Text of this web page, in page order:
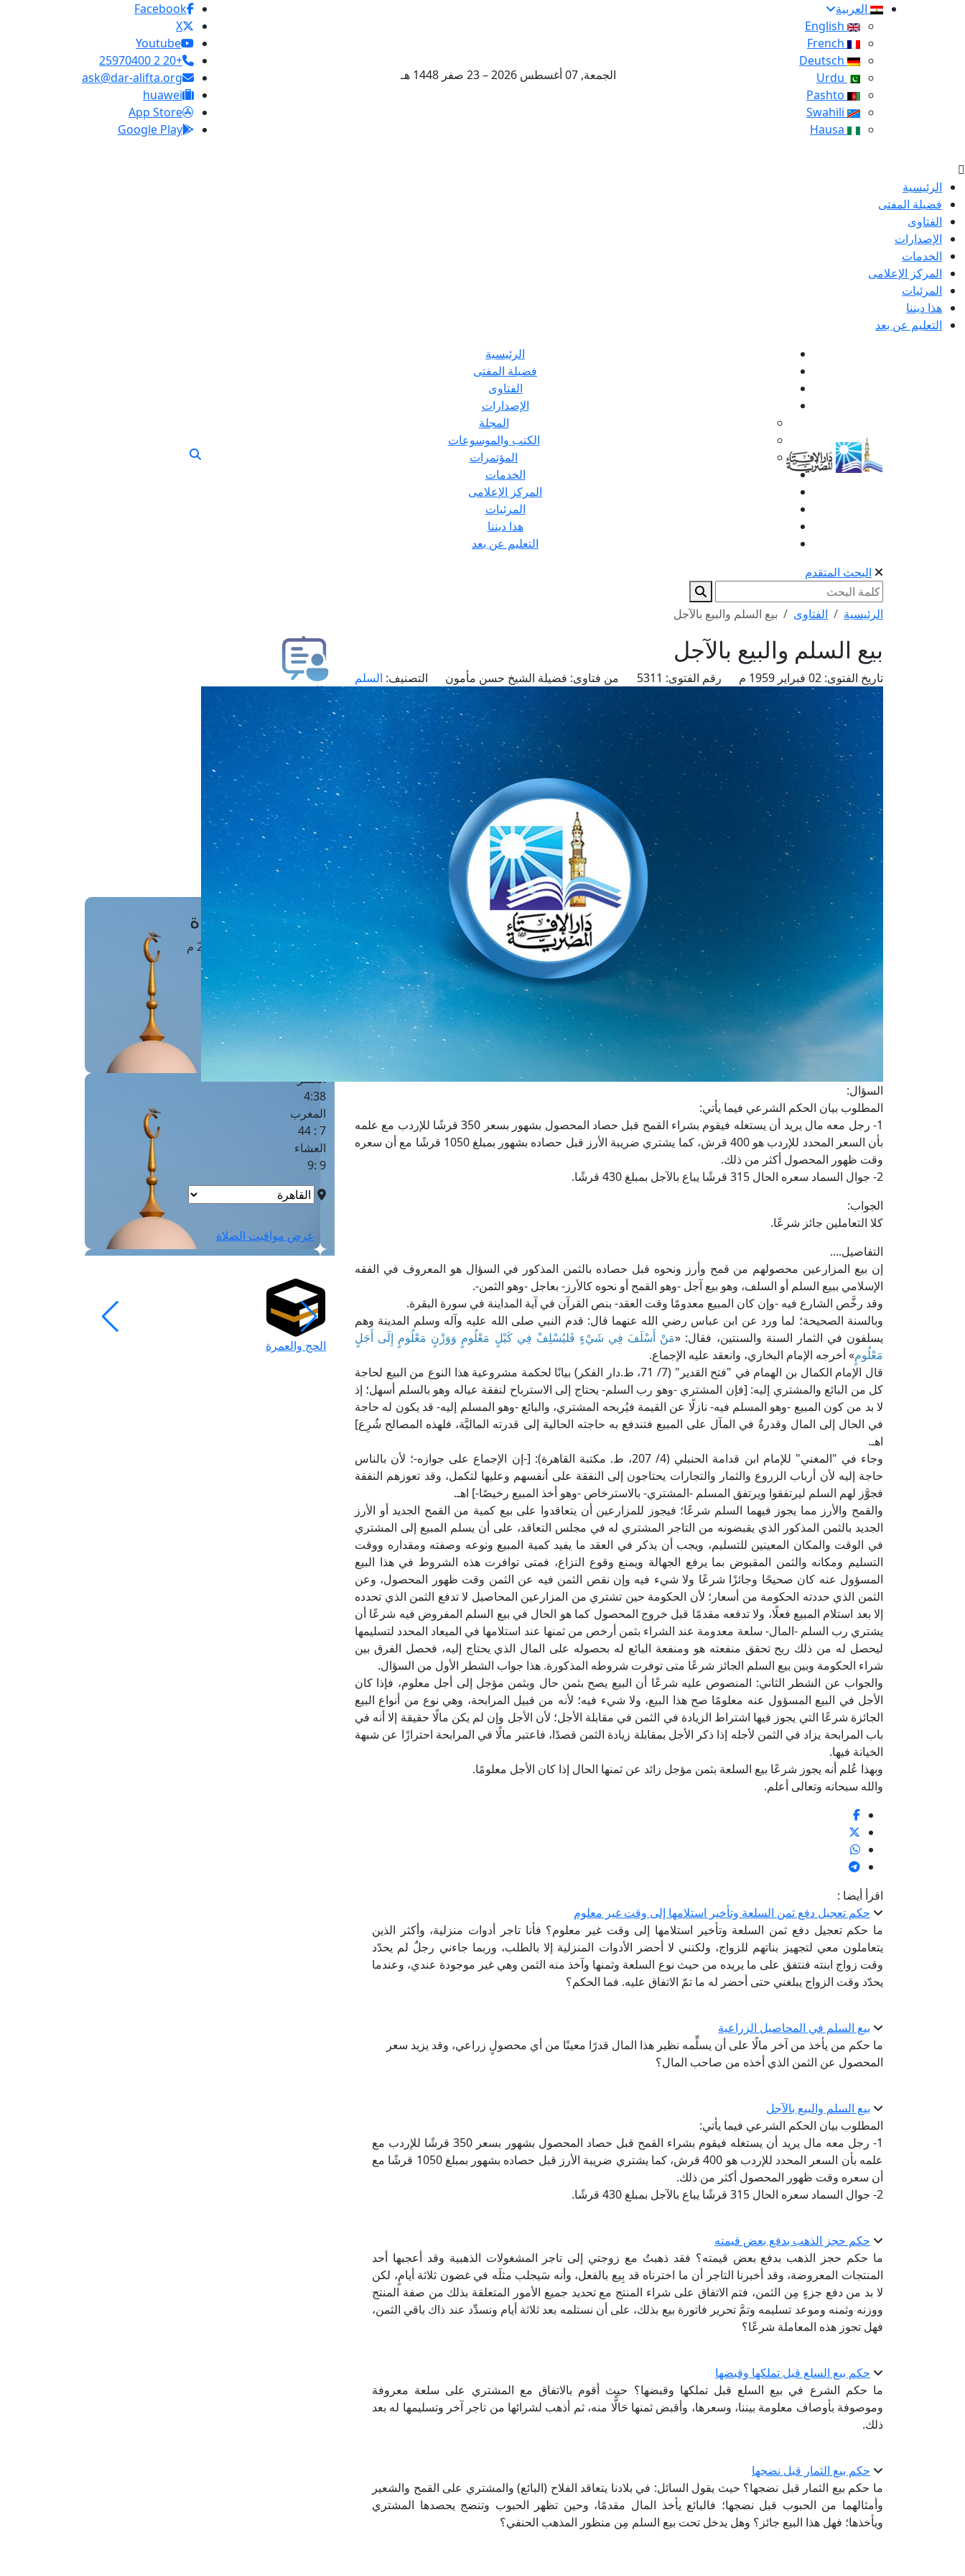
العربية
الجمعة, 07 أغسطس 2026 – 23 صفر 1448 هـ
Facebook
X
Youtube
+20 2 25970400
ask@dar-alifta.org
huawei
App Store
Google Play
الرئيسية
فضيلة المفتى
الفتاوى
الإصدارات
الخدمات
المركز الإعلامى
المرئيات
هذا ديننا
التعليم عن بعد
الرئيسية
فضيلة المفتى
الفتاوى
الإصدارات
المجلة
الكتب والموسوعات
المؤتمرات
الخدمات
المركز الإعلامى
المرئيات
هذا ديننا
التعليم عن بعد
البحث المتقدم
الرئيسية الفتاوى بيع السلم والبيع بالآجل
بيع السلم والبيع بالآجل
تاريخ الفتوى: رقم الفتوى: من فتاوى: فضيلة الشيخ حسن مأمون التصنيف: السلم
السؤال:
المطلوب بيان الحكم الشرعي فيما يأتي:
1- رجل معه مال يريد أن يستغله فيقوم بشراء القمح قبل حصاد المحصول بشهور بسعر 350 قرشًا للإردب مع علمه
بأن السعر المحدد للإردب هو 400 قرش، كما يشتري ضريبة الأرز قبل حصاده بشهور بمبلغ 1050 قرشًا مع أن سعره
وقت ظهور المحصول أكثر من ذلك.
2- جوال السماد سعره الحال 315 قرشًا يباع بالآجل بمبلغ 430 قرشًا.
الجواب:
كلا التعاملين جائز شرعًا.
التفاصيل....
إن بيع المزارعين محصولهم من قمح وأرز ونحوه قبل حصاده بالثمن المذكور في السؤال هو المعروف في الفقه
الإسلامي ببيع السلم أو السلف، وهو بيع آجل -وهو القمح أو نحوه كالأرز- بعاجل -وهو الثمن-.
وقد رخَّص الشارع فيه -وإن كان المبيع معدومًا وقت العقد- بنص القرآن في آية المداينة في سورة البقرة.
وبالسنة الصحيحة؛ لما ورد عن ابن عباس رضي الله عنهما قال: قدم النبي صلى الله عليه وآله وسلم المدينة وهم
يسلفون في الثمار السنة والسنتين، فقال: «مَنْ أَسْلَفَ فِي شَيْءٍ فَليُسْلِفْ فِي كَيْلٍ مَعْلُومٍ وَوَزْنٍ مَعْلُومٍ إِلَى أَجَلٍ
مَعْلُومٍ» أخرجه الإمام البخاري، وانعقد عليه الإجماع.
قال الإمام الكمال بن الهمام في "فتح القدير" (7/ 71، ط.دار الفكر) بيانًا لحكمة مشروعية هذا النوع من البيع لحاجة
كل من البائع والمشتري إليه: [فإن المشتري -وهو رب السلم- يحتاج إلى الاسترباح لنفقة عياله وهو بالسلم أسهل؛ إذ
لا بد من كون المبيع -وهو المسلم فيه- نازلًا عن القيمة فيُربحه المشتري، والبائع -وهو المسلم إليه- قد يكون له حاجة
في الحال إلى المال وقدرةٌ في المآل على المبيع فتندفع به حاجته الحالية إلى قدرته الماليَّة، فلهذه المصالح شُرِع]
اهـ.
وجاء في "المغني" للإمام ابن قدامة الحنبلي (4/ 207، ط. مكتبة القاهرة): [-إن الإجماع على جوازه-؛ لأن بالناس
حاجة إليه لأن أرباب الزروع والثمار والتجارات يحتاجون إلى النفقة على أنفسهم وعليها لتكمل، وقد تعوزهم النفقة
فجوَّز لهم السلم ليرتفقوا ويرتفق المسلم -المشتري- بالاسترخاص -وهو أخذ المبيع رخيصًا-] اهـ.
والقمح والأرز مما يجوز فيهما السلم شرعًا؛ فيجوز للمزارعين أن يتعاقدوا على بيع كمية من القمح الجديد أو الأرز
الجديد بالثمن المذكور الذي يقبضونه من التاجر المشتري له في مجلس التعاقد، على أن يسلم المبيع إلى المشتري
في الوقت والمكان المعينين للتسليم، ويجب أن يذكر في العقد ما يفيد كمية المبيع ونوعه وصفته ومقداره ووقت
التسليم ومكانه والثمن المقبوض بما يرفع الجهالة ويمنع وقوع النزاع، فمتى توافرت هذه الشروط في هذا البيع
المسؤول عنه كان صحيحًا وجائزًا شرعًا ولا شيء فيه وإن نقص الثمن فيه عن الثمن وقت ظهور المحصول، وعن
الثمن الذي حددته الحكومة من أسعار؛ لأن الحكومة حين تشتري من المزارعين المحاصيل لا تدفع الثمن الذي تحدده
إلا بعد استلام المبيع فعلًا، ولا تدفعه مقدمًا قبل خروج المحصول كما هو الحال في بيع السلم المفروض فيه شرعًا أن
يشتري رب السلم -المال- سلعة معدومة عند الشراء بثمن أرخص من ثمنها عند استلامها في الميعاد المحدد لتسليمها
ليحصل له من ذلك ربح تحقق منفعته هو ومنفعة البائع له بحصوله على المال الذي يحتاج إليه، فحصل الفرق بين
شراء الحكومة وبين بيع السلم الجائز شرعًا متى توفرت شروطه المذكورة. هذا جواب الشطر الأول من السؤال.
والجواب عن الشطر الثاني: المنصوص عليه شرعًا أن البيع يصح بثمن حال وبثمن مؤجل إلى أجل معلوم، فإذا كان
الأجل في البيع المسؤول عنه معلومًا صح هذا البيع، ولا شيء فيه؛ لأنه من قبيل المرابحة، وهي نوع من أنواع البيع
الجائزة شرعًا التي يجوز فيها اشتراط الزيادة في الثمن في مقابلة الأجل؛ لأن الأجل وإن لم يكن مالًا حقيقة إلا أنه في
باب المرابحة يزاد في الثمن لأجله إذا ذكر الأجل بمقابلة زيادة الثمن قصدًا، فاعتبر مالًا في المرابحة احترازًا عن شبهة
الخيانة فيها.
وبهذا عُلم أنه يجوز شرعًا بيع السلعة بثمن مؤجل زائد عن ثمنها الحال إذا كان الأجل معلومًا.
والله سبحانه وتعالى أعلم.
اقرأ أيضا :
حكم تعجيل دفع ثمن السلعة وتأخير استلامها إلى وقت غير معلوم
ما حكم تعجيل دفع ثمن السلعة وتأخير استلامها إلى وقت غير معلوم؟ فأنا تاجر أدوات منزلية، وأكثر الذين
يتعاملون معي لتجهيز بناتهم للزواج، ولكنني لا أحضر الأدوات المنزلية إلا بالطلب، وربما جاءني رجلٌ لم يحدّد
وقت زواج ابنته فنتفق على ما يريده من حيث نوع السلعة وثمنها وآخذ منه الثمن وهي غير موجودة عندي، وعندما
يحدّد وقت الزواج يبلغني حتى أحضر له ما تمّ الاتفاق عليه. فما الحكم؟
بيع السلم في المحاصيل الزراعية
ما حكم من يأخذ من آخر مالًا على أن يسلِّمه نظير هذا المال قدرًا معينًا من أي محصولٍ زراعي، وقد يزيد سعر
المحصول عن الثمن الذي أخذه من صاحب المال؟
بيع السلم والبيع بالآجل
المطلوب بيان الحكم الشرعي فيما يأتي:
1- رجل معه مال يريد أن يستغله فيقوم بشراء القمح قبل حصاد المحصول بشهور بسعر 350 قرشًا للإردب مع
علمه بأن السعر المحدد للإردب هو 400 قرش، كما يشتري ضريبة الأرز قبل حصاده بشهور بمبلغ 1050 قرشًا مع
أن سعره وقت ظهور المحصول أكثر من ذلك.
2- جوال السماد سعره الحال 315 قرشًا يباع بالآجل بمبلغ 430 قرشًا.
حكم حجز الذهب بدفع بعض قيمته
ما حكم حجز الذهب بدفع بعض قيمته؟ فقد ذهبتُ مع زوجتي إلى تاجر المشغولات الذهبية وقد أعجبها أحد
المنتجات المعروضة، وقد أخبرنا التاجر أن ما اخترناه قد بِيع بالفعل، وأنه سَيجلب مثلَه في غضون ثلاثة أيامٍ، لكن
لا بد من دفع جزءٍ مِن الثمن، فتم الاتفاق على شراء المنتج مع تحديد جميع الأمور المتعلقة بذلك من صفة المنتج
ووزنه وثمنه وموعد تسليمه وتمَّ تحرير فاتورة بيع بذلك، على أن نستلمه بعد ثلاثة أيام ونسدِّد عند ذاك باقي الثمن،
فهل تجوز هذه المعاملة شرعًا؟
حكم بيع السلع قبل تملكها وقبضها
ما حكم الشرع في بيع السلع قبل تملكها وقبضها؟ حيث أقوم بالاتفاق مع المشتري على سلعة معروفة
وموصوفة بأوصاف معلومة بيننا، وسعرها، وأقبض ثمنها حَالًّا منه، ثم أذهب لشرائها من تاجر آخر وتسليمها له بعد
ذلك.
حكم بيع الثمار قبل نضجها
ما حكم بيع الثمار قبل نضجها؟ حيث يقول السائل: في بلادنا يتعاقد الفلاح (البائع) والمشتري على القمح والشعير
وأمثالهما من الحبوب قبل نضجها؛ فالبائع يأخذ المال مقدمًا، وحين تظهر الحبوب وتنضج يحصدها المشتري
ويأخذها؛ فهل هذا البيع جائز؟ وهل يدخل تحت بيع السلم مِن منظور المذهب الحنفي؟
طلب فتوى
استعلام عن فتوى
حجز موعد
الفتوى الهاتفية
مَواقِيتُ الصَّـــلاة
القاهرة · 07 أغسطس 2026 م
الفجر
4 :41
الشروق
العصر
4:38
المغرب
7 : 44
العشاء
9 :9
عرض مواقيت الصلاة
الحج والعمرة